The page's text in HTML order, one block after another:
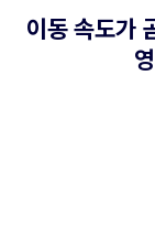
이동 속도가